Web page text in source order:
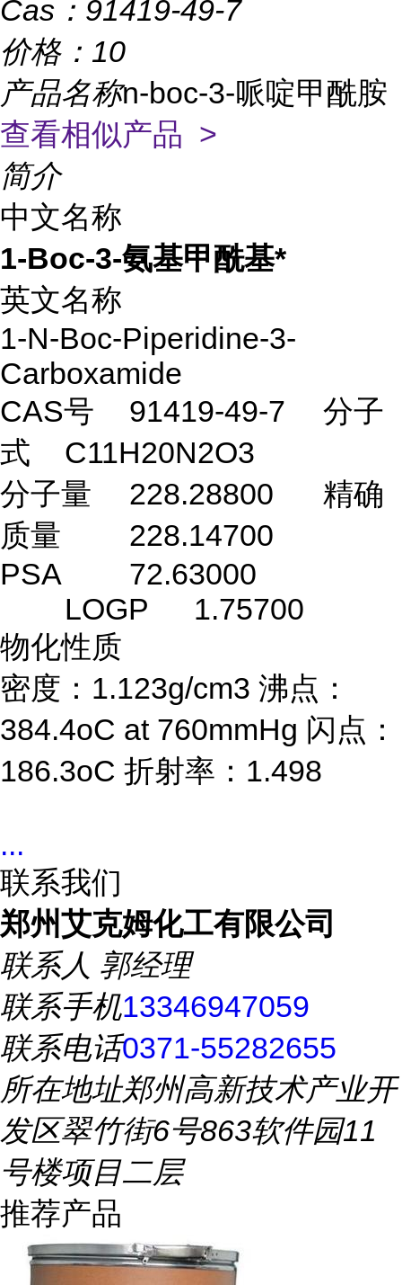
Cas： 91419-49-7
价格： 10
产品名称n-boc-3-哌啶甲酰胺
查看相似产品 >
简介
中文名称
1-Boc-3-氨基甲酰基*
英文名称
1-N-Boc-Piperidine-3-
Carboxamide
CAS号
91419-49-7
分子
式
C11H20N2O3
分子量
228.28800
精确
质量
228.14700
PSA
72.63000
LOGP
1.75700
物化性质
密度：1.123g/cm3 沸点：
384.4oC at 760mmHg 闪点：
186.3oC 折射率：1.498
...
联系我们
郑州艾克姆化工有限公司
联系人 郭经理
联系手机13346947059
联系电话0371-55282655
所在地址郑州高新技术产业开
发区翠竹街6号863软件园11
号楼项目二层
推荐产品